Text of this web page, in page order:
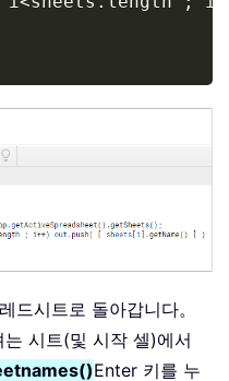
드시트로 돌아갑니다。
시트(및 시작 셀)에서
Enter 키를 누